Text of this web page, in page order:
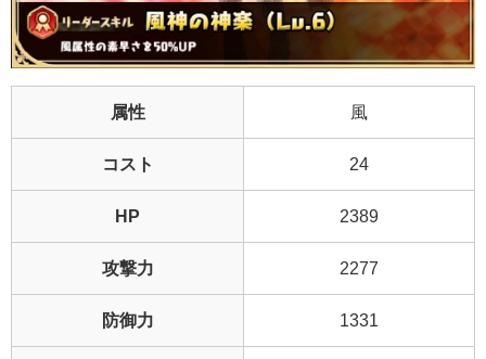
属性 風
コスト 24
HP 2389
攻撃力 2277
防御力 1331